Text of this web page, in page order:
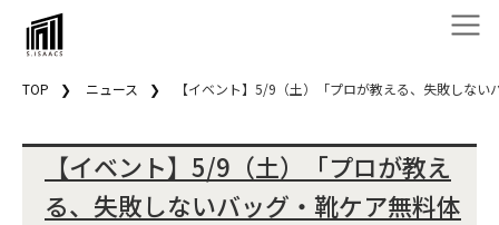
TOP ニュース 【イベント】5/9（土）「プロが教える、失敗しな
【イベント】5/9（土）「プロが教え
る、失敗しないバッグ・靴ケア無料体